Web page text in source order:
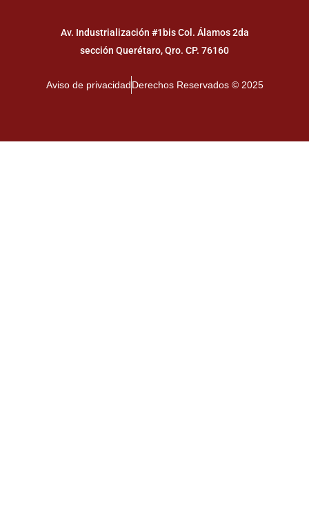
Av. Industrialización #1bis Col. Álamos 2da
sección Querétaro, Qro. CP. 76160
Aviso de privacidadDerechos Reservados © 2025